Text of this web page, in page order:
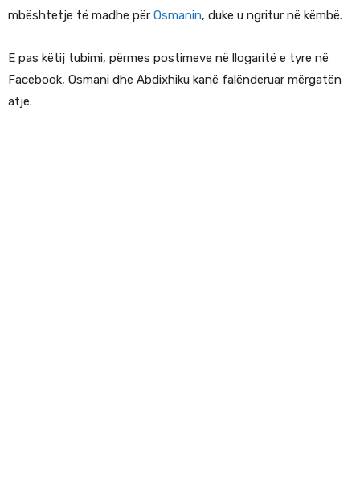
mbështetje të madhe për Osmanin, duke u ngritur në këmbë.
E pas këtij tubimi, përmes postimeve në llogaritë e tyre në
Facebook, Osmani dhe Abdixhiku kanë falënderuar mërgatën
atje.